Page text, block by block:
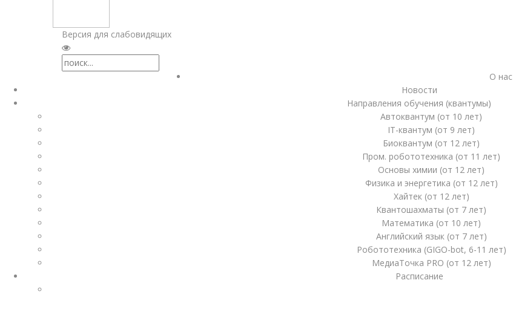
Версия для слабовидящих
О нас
Новости
Направления обучения (квантумы)
Автоквантум (от 10 лет)
IT-квантум (от 9 лет)
Биоквантум (от 12 лет)
Пром. робототехника (от 11 лет)
Основы химии (от 12 лет)
Физика и энергетика (от 12 лет)
Хайтек (от 12 лет)
Квантошахматы (от 7 лет)
Математика (от 10 лет)
Английский язык (от 7 лет)
Робототехника (GIGO-bot, 6-11 лет)
МедиаТочка PRO (от 12 лет)
Расписание